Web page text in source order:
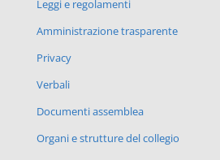
Leggi e regolamenti
Amministrazione trasparente
Privacy
Verbali
Documenti assemblea
Organi e strutture del collegio